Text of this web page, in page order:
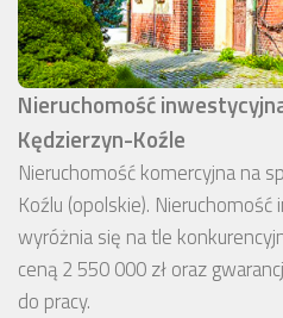
Nieruchomość
Kędzierzyn-Koźle
Nieruchomość komercyjna na
Koźlu (opolskie).
wyróżnia się na tle
ceną 2 550 000 zł oraz
do pracy.